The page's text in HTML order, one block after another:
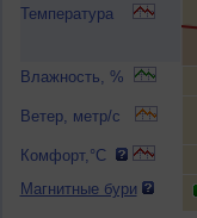
Температура
Влажность, %
Ветер, метр/с
Комфорт,°C
Магнитные бури